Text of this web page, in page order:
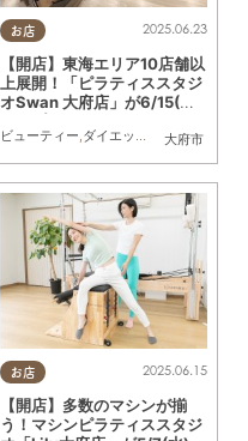
ちたまる広告
お店
大府市
2025.06.23
【開店】東海エリア10店舗以
上展開！「ピラティススタジ
オSwan 大府店」が6/15(日)
ビューティー,ダイエット 習い事,おひと
お店 2025.06.15
【開店】多数のマシンが揃
う！マシンピラティススタジ